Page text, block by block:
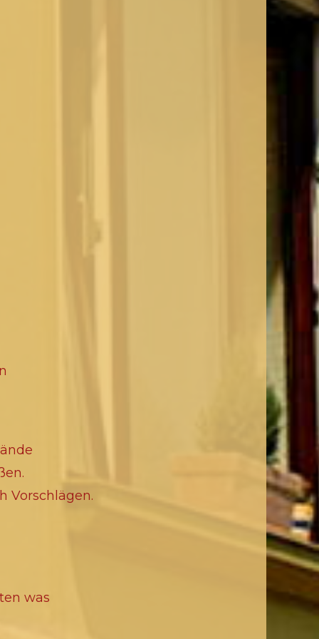
Vorschlägen.
was